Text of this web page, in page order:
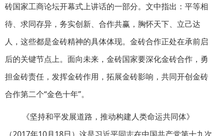
砖国家工商论坛开幕式上讲话的一部分。文中指出：平等相
待、求同存异，务实创新、合作共赢，胸怀天下、立己达
人，这些都是金砖精神的具体体现。金砖合作正处在承前启
后的关键节点上。面向未来，金砖国家要深化金砖合作，勇
担金砖责任，发挥金砖作用，拓展金砖影响，共同开创金砖
合作第二个“金色十年”。
《坚持和平发展道路，推动构建人类命运共同体》